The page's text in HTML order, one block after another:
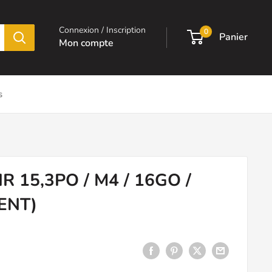
Connexion / Inscription
Mon compte
0 Panier
15,3PO / M4 / 16GO /